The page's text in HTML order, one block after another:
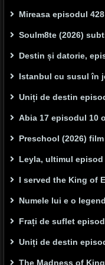
Mireasa episodul
Soulm8te (2026)
Destin și datorie,
Istanbul cu susul în
Uniți de destin
Abia 17 episodul 10
Preschool (2026)
Leyla, ultimul
I served the King of
Numele lui e o
Frați de suflet
Uniți de destin
The Madness of